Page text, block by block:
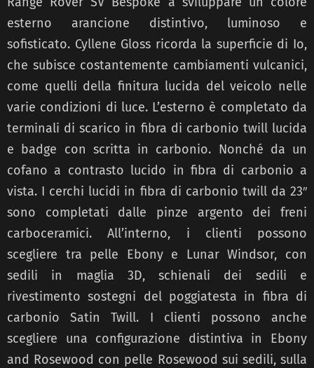
esterno arancione distintivo, luminoso e
sofisticato. Cyllene Gloss ricorda la superficie di Io,
che subisce costantemente cambiamenti vulcanici,
come quelli della finitura lucida del veicolo nelle
varie condizioni di luce. L’esterno è completato da
terminali di scarico in fibra di carbonio twill lucida
e badge con scritta in carbonio. Nonché da un
cofano a contrasto lucido in fibra di carbonio a
vista. I cerchi lucidi in fibra di carbonio twill da 23″
sono completati dalle pinze argento dei freni
carboceramici. All’interno, i clienti possono
scegliere tra pelle Ebony e Lunar Windsor, con
sedili in maglia 3D, schienali dei sedili e
rivestimento sostegni del poggiatesta in fibra di
carbonio Satin Twill. I clienti possono anche
scegliere una configurazione distintiva in Ebony
and Rosewood con pelle Rosewood sui sedili, sulla